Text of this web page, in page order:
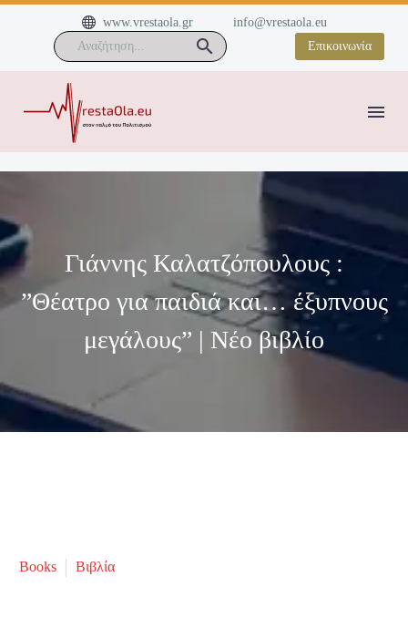

 www.vrestaola.gr
info@vrestaola.eu
Επικοινωνία
Γιάννης Καλατζόπουλους :
”Θέατρο για παιδιά και… έξυπνους
μεγάλους” | Νέο βιβλίο
Books Βιβλία